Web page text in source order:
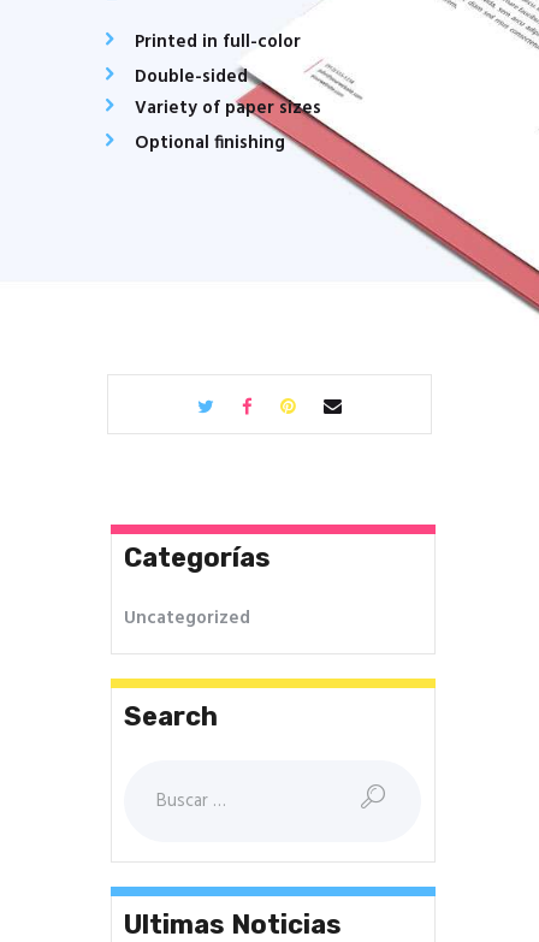
Printed in full-color
Double-sided
Variety of paper sizes
Optional finishing
Categorías
Uncategorized
Search
Ultimas Noticias